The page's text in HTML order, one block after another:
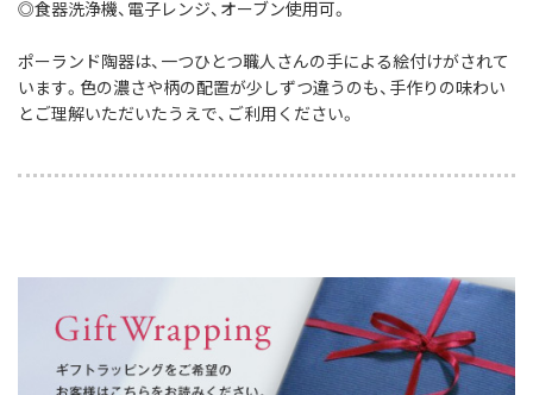
◎食器洗浄機、電子レンジ、オーブン使用可。
ポーランド陶器は、一つひとつ職人さんの手による絵付けがされて
います。色の濃さや柄の配置が少しずつ違うのも、手作りの味わい
とご理解いただいたうえで、ご利用ください。